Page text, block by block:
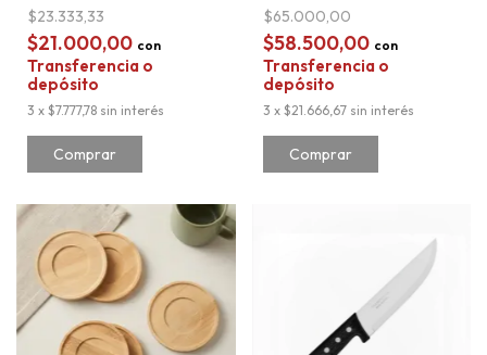
$23.333,33
$21.000,00 con
Transferencia o
depósito
3 x $7.777,78 sin interés
$65.000,00
$58.500,00 con
Transferencia o
depósito
3 x $21.666,67 sin interés